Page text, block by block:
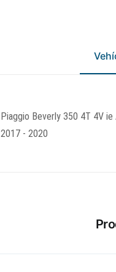
Piaggio Beverly 350 4T 4V ie
2017 - 2020